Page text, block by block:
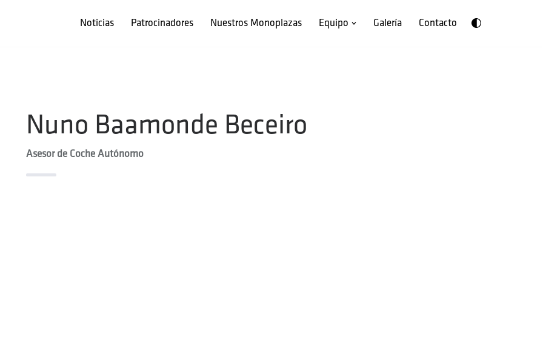
Noticias Patrocinadores Nuestros Monoplazas Equipo Galería Contacto
Nuno Baamonde Beceiro
Asesor de Coche Autónomo